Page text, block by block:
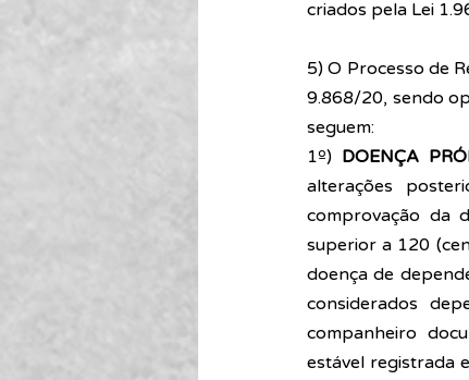
criados pela Lei
5) O Processo de
9.868/20, sendo
seguem:
1º) DOENÇA
alterações
comprovação da
superior a 120
doença de
considerados
companheiro
estável registrada